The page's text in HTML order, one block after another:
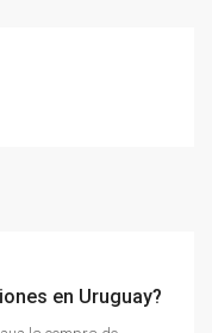
en Uruguay?